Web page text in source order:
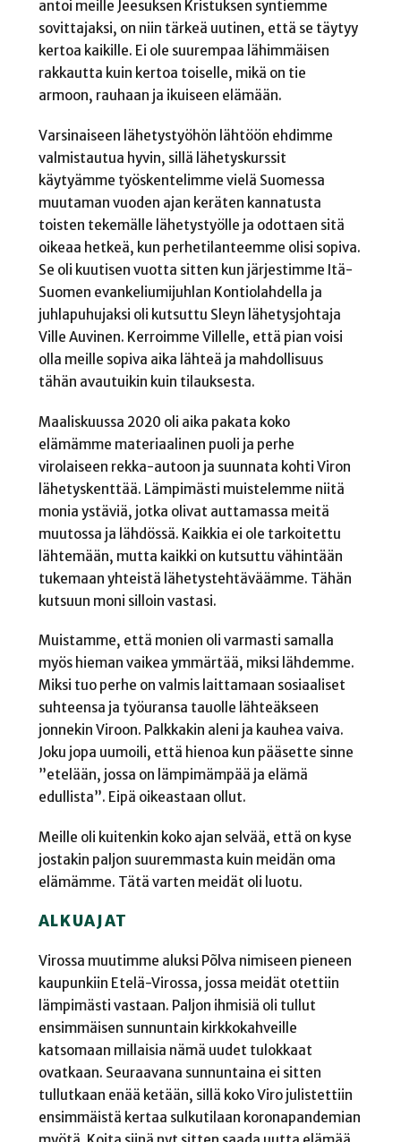
antoi meille Jeesuksen Kristuksen syntiemme
sovittajaksi, on niin tärkeä uutinen, että se täytyy
kertoa kaikille. Ei ole suurempaa lähimmäisen
rakkautta kuin kertoa toiselle, mikä on tie
armoon, rauhaan ja ikuiseen elämään.
Varsinaiseen lähetystyöhön lähtöön ehdimme
valmistautua hyvin, sillä lähetyskurssit
käytyämme työskentelimme vielä Suomessa
muutaman vuoden ajan keräten kannatusta
toisten tekemälle lähetystyölle ja odottaen sitä
oikeaa hetkeä, kun perhetilanteemme olisi sopiva.
Se oli kuutisen vuotta sitten kun järjestimme Itä-
Suomen evankeliumijuhlan Kontiolahdella ja
juhlapuhujaksi oli kutsuttu Sleyn lähetysjohtaja
Ville Auvinen. Kerroimme Villelle, että pian voisi
olla meille sopiva aika lähteä ja mahdollisuus
tähän avautuikin kuin tilauksesta.
Maaliskuussa 2020 oli aika pakata koko
elämämme materiaalinen puoli ja perhe
virolaiseen rekka-autoon ja suunnata kohti Viron
lähetyskenttää. Lämpimästi muistelemme niitä
monia ystäviä, jotka olivat auttamassa meitä
muutossa ja lähdössä. Kaikkia ei ole tarkoitettu
lähtemään, mutta kaikki on kutsuttu vähintään
tukemaan yhteistä lähetystehtäväämme. Tähän
kutsuun moni silloin vastasi.
Muistamme, että monien oli varmasti samalla
myös hieman vaikea ymmärtää, miksi lähdemme.
Miksi tuo perhe on valmis laittamaan sosiaaliset
suhteensa ja työuransa tauolle lähteäkseen
jonnekin Viroon. Palkkakin aleni ja kauhea vaiva.
Joku jopa uumoili, että hienoa kun pääsette sinne
”etelään, jossa on lämpimämpää ja elämä
edullista”. Eipä oikeastaan ollut.
Meille oli kuitenkin koko ajan selvää, että on kyse
jostakin paljon suuremmasta kuin meidän oma
elämämme. Tätä varten meidät oli luotu.
ALKUAJAT
Virossa muutimme aluksi Põlva nimiseen pieneen
kaupunkiin Etelä-Virossa, jossa meidät otettiin
lämpimästi vastaan. Paljon ihmisiä oli tullut
ensimmäisen sunnuntain kirkkokahveille
katsomaan millaisia nämä uudet tulokkaat
ovatkaan. Seuraavana sunnuntaina ei sitten
tullutkaan enää ketään, sillä koko Viro julistettiin
ensimmäistä kertaa sulkutilaan koronapandemian